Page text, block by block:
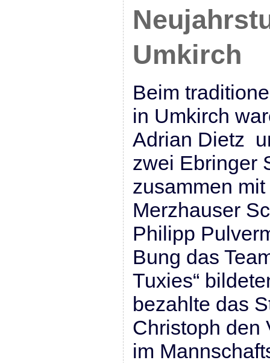
Umkirch
Beim
in Umkirch
Adrian Dietz
zwei Ebringer
zusammen
Merzhauser
Philipp
Bung das
Tuxies“
bezahlte das
Christoph den
im